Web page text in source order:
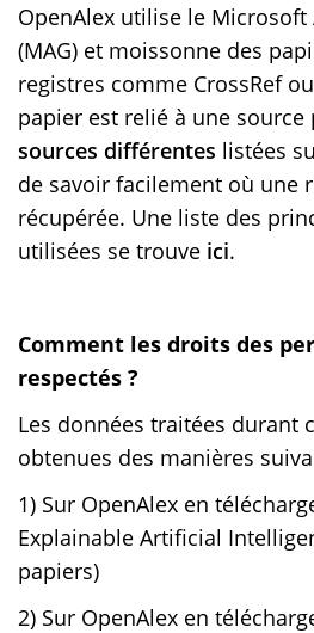
OpenAlex utilise le Microsoft
(MAG) et moissonne des
registres comme CrossRef
papier est relié à une source
sources différentes listées
de savoir facilement où une
récupérée. Une liste des
utilisées se trouve ici.
Comment les droits des
respectés ?
Les données traitées durant
obtenues des manières
1) Sur OpenAlex en
Explainable Artificial
papiers)
2) Sur OpenAlex en